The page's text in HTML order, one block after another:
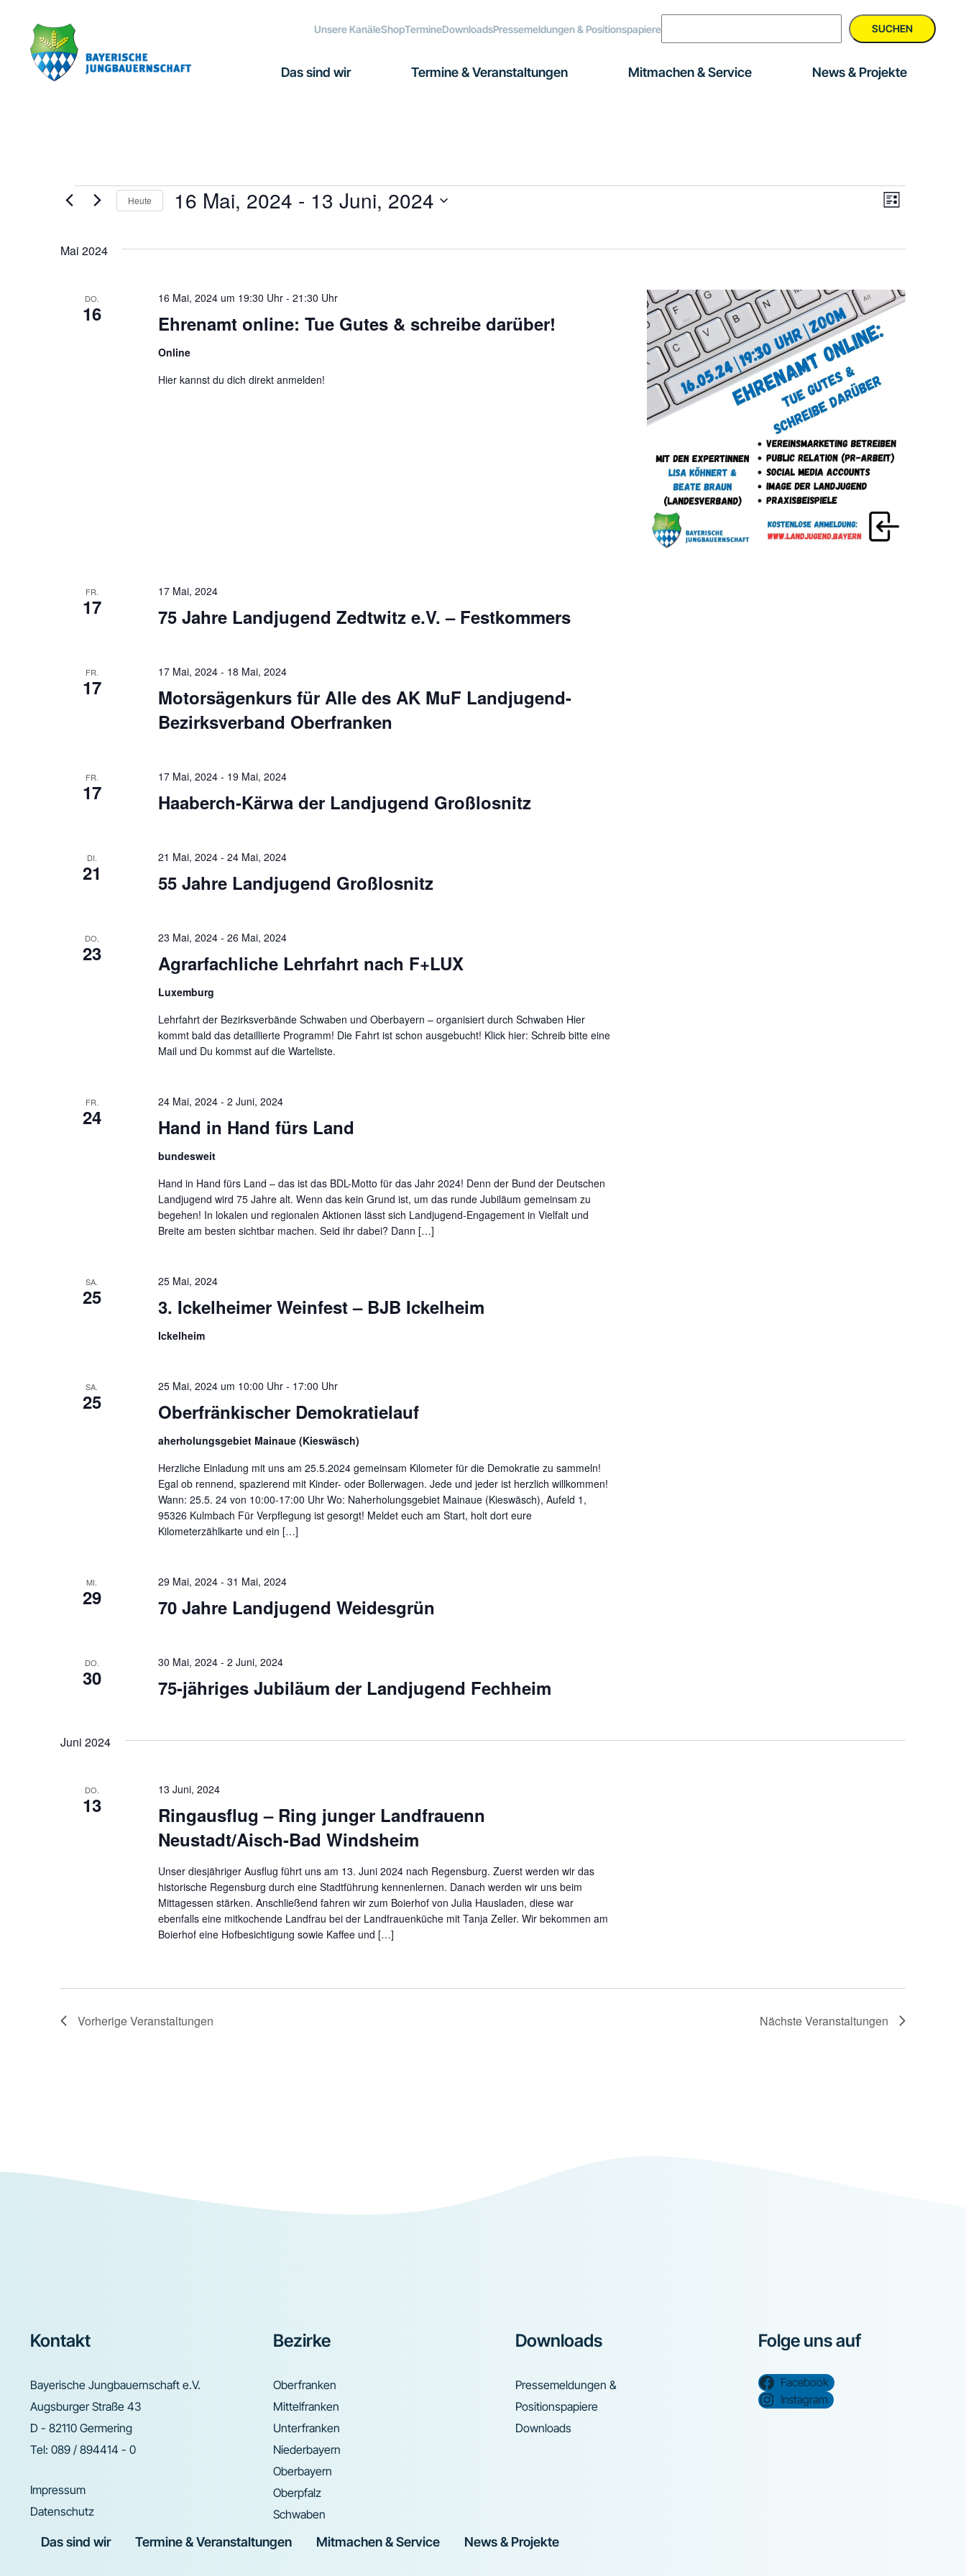
Hauptnavigation
springen
springen
Fußzeile
springen
Unsere KanäleShopTermineDownloadsPressemeldungen & Positionspapiere SUCHEN
Das sind wir Termine & Veranstaltungen Mitmachen & Service News & Projekte
Veranstaltungen Liste
Heute 16 Mai, 2024 - 13 Juni, 2024
Mai 2024
DO.
16 Ehrenamt online: Tue Gutes & schreibe darüber!
16 Mai, 2024 um 19:30 Uhr- 21:30 Uhr
Online
Hier kannst du dich direkt anmelden!
FR.
17 75 Jahre Landjugend Zedtwitz e.V. – Festkommers
17 Mai, 2024
FR.
17
Motorsägenkurs für Alle des AK MuF Landjugend-
Bezirksverband Oberfranken
17 Mai, 2024- 18 Mai, 2024
FR.
17 Haaberch-Kärwa der Landjugend Großlosnitz
17 Mai, 2024- 19 Mai, 2024
DI.
21 55 Jahre Landjugend Großlosnitz
21 Mai, 2024- 24 Mai, 2024
DO.
23 Agrarfachliche Lehrfahrt nach F+LUX
23 Mai, 2024- 26 Mai, 2024
Luxemburg
Lehrfahrt der Bezirksverbände Schwaben und Oberbayern – organisiert durch Schwaben Hier
kommt bald das detaillierte Programm! Die Fahrt ist schon ausgebucht! Klick hier: Schreib bitte eine
Mail und Du kommst auf die Warteliste.
FR.
24 Hand in Hand fürs Land
24 Mai, 2024- 2 Juni, 2024
bundesweit
Hand in Hand fürs Land – das ist das BDL-Motto für das Jahr 2024! Denn der Bund der Deutschen
Landjugend wird 75 Jahre alt. Wenn das kein Grund ist, um das runde Jubiläum gemeinsam zu
begehen! In lokalen und regionalen Aktionen lässt sich Landjugend-Engagement in Vielfalt und
Breite am besten sichtbar machen. Seid ihr dabei? Dann […]
SA.
25 3. Ickelheimer Weinfest – BJB Ickelheim
25 Mai, 2024
Ickelheim
SA.
25 Oberfränkischer Demokratielauf
25 Mai, 2024 um 10:00 Uhr- 17:00 Uhr
aherholungsgebiet Mainaue (Kieswäsch)
Herzliche Einladung mit uns am 25.5.2024 gemeinsam Kilometer für die Demokratie zu sammeln!
Egal ob rennend, spazierend mit Kinder- oder Bollerwagen. Jede und jeder ist herzlich willkommen!
Wann: 25.5. 24 von 10:00-17:00 Uhr Wo: Naherholungsgebiet Mainaue (Kieswäsch), Aufeld 1,
95326 Kulmbach Für Verpflegung ist gesorgt! Meldet euch am Start, holt dort eure
Kilometerzählkarte und ein […]
MI.
29 70 Jahre Landjugend Weidesgrün
29 Mai, 2024- 31 Mai, 2024
DO.
30 75-jähriges Jubiläum der Landjugend Fechheim
30 Mai, 2024- 2 Juni, 2024
Juni 2024
DO.
13
Ringausflug – Ring junger Landfrauenn
Neustadt/Aisch-Bad Windsheim
13 Juni, 2024
Unser diesjähriger Ausflug führt uns am 13. Juni 2024 nach Regensburg. Zuerst werden wir das
historische Regensburg durch eine Stadtführung kennenlernen. Danach werden wir uns beim
Mittagessen stärken. Anschließend fahren wir zum Boierhof von Julia Hausladen, diese war
ebenfalls eine mitkochende Landfrau bei der Landfrauenküche mit Tanja Zeller. Wir bekommen am
Boierhof eine Hofbesichtigung sowie Kaffee und […]
VorherigeVeranstaltungen NächsteVeranstaltungen
Footer
Kontakt
Bayerische Jungbauernschaft e.V.
Augsburger Straße 43
D - 82110 Germering
Tel: 089 / 894414 - 0
Impressum
Datenschutz
Bezirke
Oberfranken
Mittelfranken
Unterfranken
Niederbayern
Oberbayern
Oberpfalz
Schwaben
Downloads
Pressemeldungen &
Positionspapiere
Downloads
Folge uns auf
Facebook
Instagram
Das sind wir Termine & Veranstaltungen Mitmachen & Service News & Projekte